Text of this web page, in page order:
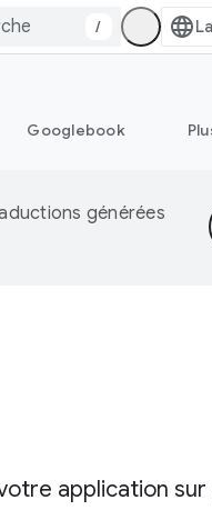
/
Googlebook
générées
application sur